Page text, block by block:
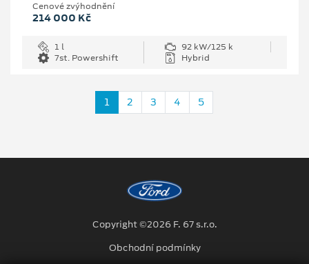
Cenové zvýhodnění
214 000 Kč
1 l
92 kW/125 k
7st. Powershift
Hybrid
1 2 3 4 5
Copyright ©2026 F. 67 s.r.o.
Obchodní podmínky